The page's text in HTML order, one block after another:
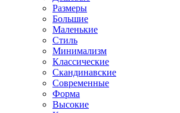
Размеры
Большие
Маленькие
Стиль
Минимализм
Классические
Скандинавские
Современные
Форма
Высокие